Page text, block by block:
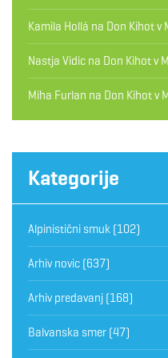
Kamila Hollá na Don Kihot v
Nastja Vidic na Don Kihot v
Miha Furlan na Don Kihot v
Kategorije
Alpinistični smuk (102)
Arhiv novic (637)
Arhiv predavanj (168)
Balvanska smer (47)